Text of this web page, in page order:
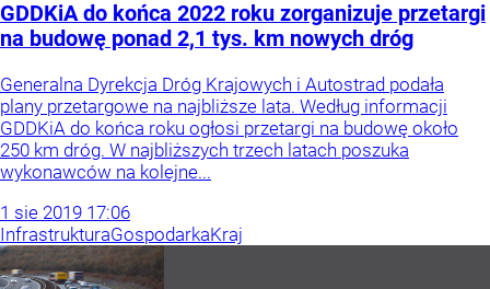
GDDKiA do końca 2022 roku zorganizuje przetargi
na budowę ponad 2,1 tys. km nowych dróg
Generalna Dyrekcja Dróg Krajowych i Autostrad podała
plany przetargowe na najbliższe lata. Według informacji
GDDKiA do końca roku ogłosi przetargi na budowę około
250 km dróg. W najbliższych trzech latach poszuka
wykonawców na kolejne...
1 sie 2019 17:06
InfrastrukturaGospodarkaKraj